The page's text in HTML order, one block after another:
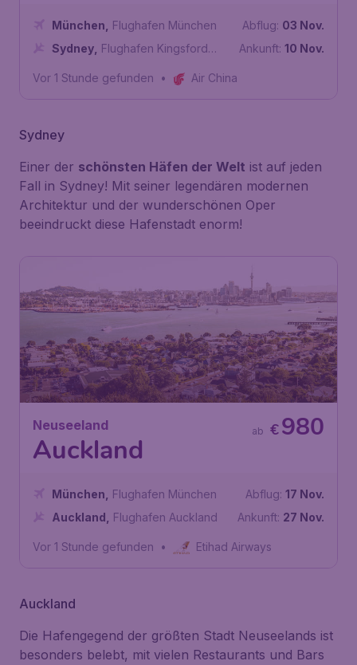
München
Flughafen München
Sydney Flughafen Kingsford
Abflug: 03 Nov.
Ankunft: 10 Nov.
Vor 1 Stunde gefunden • Air China
Sydney
Einer der schönsten Häfen der Welt ist auf jeden
Fall in Sydney! Mit seiner legendären modernen
Architektur und der wunderschönen Oper
beeindruckt diese Hafenstadt enorm!
Neuseeland
Auckland
€980
ab
München
Flughafen München
Auckland
Flughafen Auckland
Abflug: 17 Nov.
Ankunft: 27 Nov.
Vor 1 Stunde gefunden • Etihad Airways
Auckland
Die Hafengegend der größten Stadt Neuseelands ist
besonders belebt, mit vielen Restaurants und Bars